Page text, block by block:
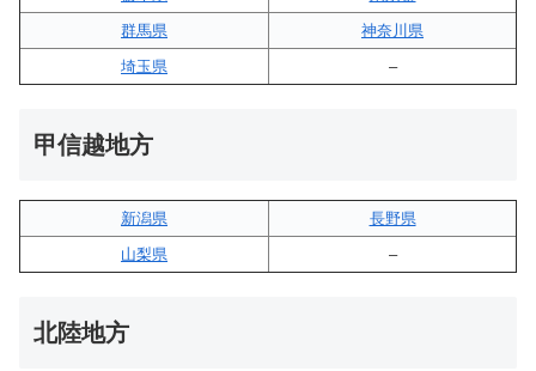
群馬県
神奈川県
埼玉県
–
甲信越地方
新潟県
長野県
山梨県
–
北陸地方